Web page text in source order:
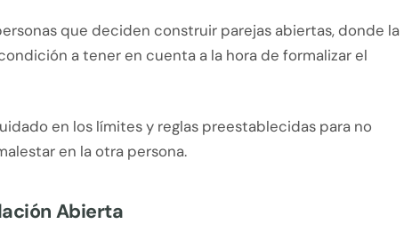
que deciden construir parejas abiertas, donde la
a tener en cuenta a la hora de formalizar el
en los límites y reglas preestablecidas para no
en la otra persona.
Abierta